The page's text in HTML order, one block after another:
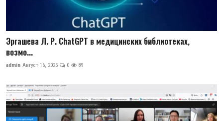
Эргашева Л. Р. ChatGPT в медицинских библиотеках,
возмо...
admin Август 16, 2025 0 89